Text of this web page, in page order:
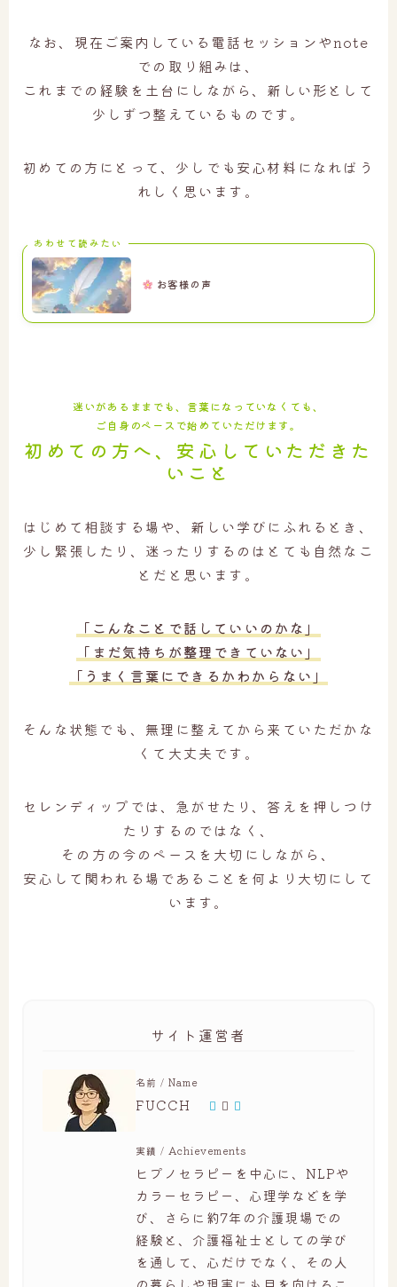
なお、現在ご案内している電話セッションやnote
での取り組みは、
これまでの経験を土台にしながら、新しい形として
少しずつ整えているものです。
初めての方にとって、少しでも安心材料になればう
れしく思います。
あわせて読みたい
お客様の声
迷いがあるままでも、言葉になっていなくても、
ご自身のペースで始めていただけます。
初めての方へ、安心していただきた
いこと
はじめて相談する場や、新しい学びにふれるとき、
少し緊張したり、迷ったりするのはとても自然なこ
とだと思います。
「こんなことで話していいのかな」
「まだ気持ちが整理できていない」
「うまく言葉にできるかわからない」
そんな状態でも、無理に整えてから来ていただかな
くて大丈夫です。
セレンディップでは、急がせたり、答えを押しつけ
たりするのではなく、
その方の今のペースを大切にしながら、
安心して関われる場であることを何より大切にして
います。
サイト運営者
名前 / Name
FUCCH
実績 / Achievements
ヒプノセラピーを中心に、NLPや
カラーセラピー、心理学などを学
び、さらに約7年の介護現場での
経験と、介護福祉士としての学び
を通して、心だけでなく、その人